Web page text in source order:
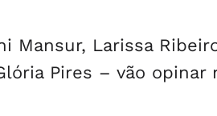
Mansur, Larissa
Pires – vão opinar